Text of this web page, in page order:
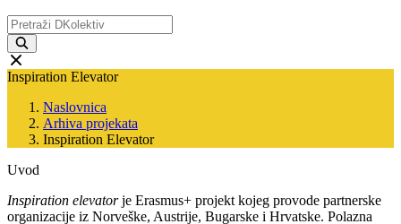
Inspiration Elevator
Naslovnica
Arhiva projekata
Inspiration Elevator
Uvod
Inspiration elevatorje Erasmus+ projekt kojeg provode partnerske
organizacije iz Norveške, Austrije, Bugarske i Hrvatske. Polazna